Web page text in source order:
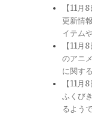
【11
更新情
イテム
【11
のアニ
に関す
【11
ふくび
るよう